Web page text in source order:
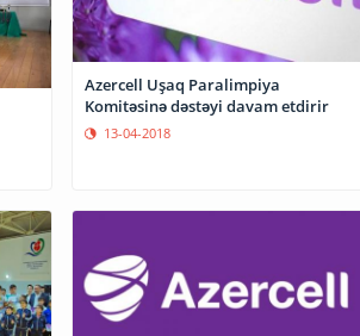
Azercell Uşaq Paralimpiya
Komitəsinə dəstəyi davam etdirir
13-04-2018